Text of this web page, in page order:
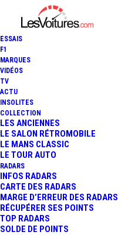
ESSAIS
F1
MARQUES
VIDÉOS
TV
ACTU
INSOLITES
COLLECTION
LES ANCIENNES
LE SALON RÉTROMOBILE
LE MANS CLASSIC
LE TOUR AUTO
RADARS
INFOS RADARS
CARTE DES RADARS
MARGE D’ERREUR DES RADARS
RÉCUPÉRER SES POINTS
TOP RADARS
SOLDE DE POINTS
L'ANNÉE : LA
SORT DU
2 Minutes |